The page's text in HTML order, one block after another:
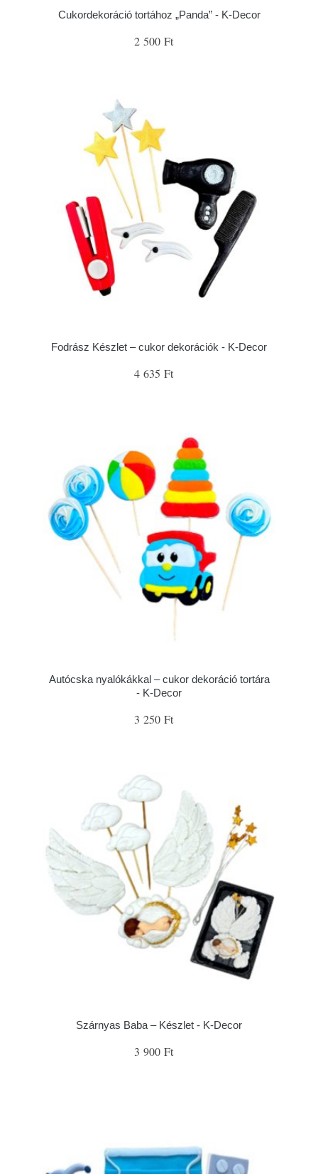
Cukordekoráció tortához „Panda” - K-Decor
2 500 Ft
Fodrász Készlet – cukor dekorációk - K-Decor
4 635 Ft
Autócska nyalókákkal – cukor dekoráció tortára
- K-Decor
3 250 Ft
Szárnyas Baba – Készlet - K-Decor
3 900 Ft